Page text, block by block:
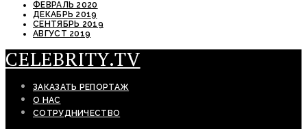
ФЕВРАЛЬ 2020
ДЕКАБРЬ 2019
СЕНТЯБРЬ 2019
АВГУСТ 2019
CELEBRITY.TV
ЗАКАЗАТЬ РЕПОРТАЖ
О НАС
СОТРУДНИЧЕСТВО